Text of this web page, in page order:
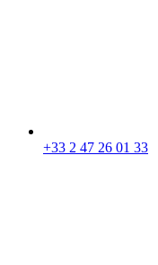
+33 2 47 26 01 33